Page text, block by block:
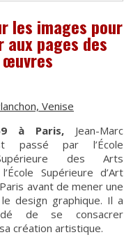
les images pour
aux pages des
œuvres
à Paris, Jean-Marc
passé par l’École
des Arts
Supérieure d’Art
avant de mener une
design graphique. Il a
de se consacrer
création artistique.